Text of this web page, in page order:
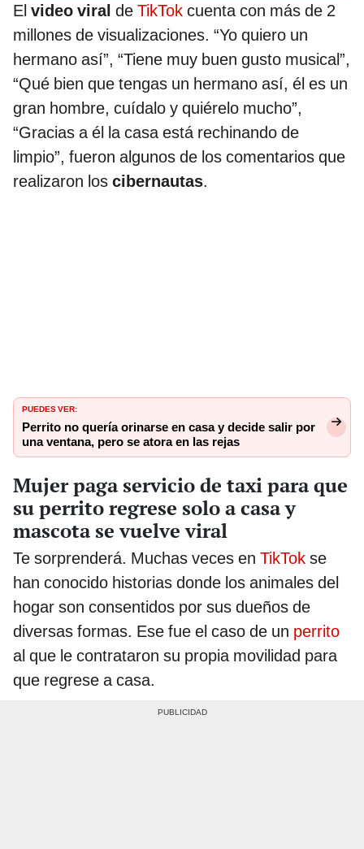
El video viral de TikTok cuenta con más de 2
millones de visualizaciones. “Yo quiero un
hermano así”, “Tiene muy buen gusto musical”,
“Qué bien que tengas un hermano así, él es un
gran hombre, cuídalo y quiérelo mucho”,
“Gracias a él la casa está rechinando de
limpio”, fueron algunos de los comentarios que
realizaron los cibernautas.
PUEDES VER:
Perrito no quería orinarse en casa y decide salir por
una ventana, pero se atora en las rejas
Mujer paga servicio de taxi para que
su perrito regrese solo a casa y
mascota se vuelve viral
Te sorprenderá. Muchas veces en TikTok se
han conocido historias donde los animales del
hogar son consentidos por sus dueños de
diversas formas. Ese fue el caso de un perrito
al que le contrataron su propia movilidad para
que regrese a casa.